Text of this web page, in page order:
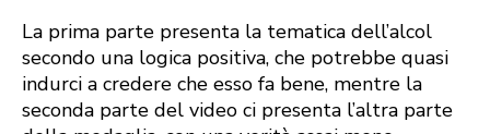
La prima parte presenta la tematica dell’alcol
secondo una logica positiva, che potrebbe quasi
indurci a credere che esso fa bene, mentre la
seconda parte del video ci presenta l’altra parte